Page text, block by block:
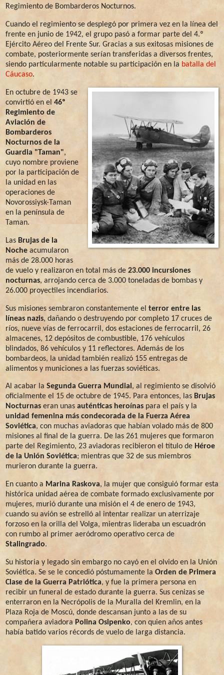
Regimiento de Bombarderos Nocturnos.
Cuando el regimiento se desplegó por primera vez en la línea del
frente en junio de 1942, el grupo pasó a formar parte del 4.º
Ejército Aéreo del Frente Sur. Gracias a sus exitosas misiones de
combate, posteriormente serían transferidas a diversos frentes,
siendo particularmente notable su participación en la batalla del
Cáucaso.
En octubre de 1943 se
convirtió en el 46º
Regimiento de
Aviación de
Bombarderos
Nocturnos de la
Guardia "Taman",
cuyo nombre proviene
por la participación de
la unidad en las
operaciones de
Novorossiysk-Taman
en la península de
Taman.
Las Brujas de la
Noche acumularon
más de 28.000 horas
de vuelo y realizaron en total más de 23.000 incursiones
nocturnas, arrojando cerca de 3.000 toneladas de bombas y
26.000 proyectiles incendiarios.
Sus misiones sembraron constantemente el terror entre las
líneas nazis, dañando o destruyendo por completo 17 cruces de
ríos, nueve vías de ferrocarril, dos estaciones de ferrocarril, 26
almacenes, 12 depósitos de combustible, 176 vehículos
blindados, 86 vehículos y 11 reflectores. Además de los
bombardeos, la unidad también realizó 155 entregas de
alimentos y municiones a las fuerzas soviéticas.
Al acabar la Segunda Guerra Mundial, al regimiento se disolvió
oficialmente el 15 de octubre de 1945. Para entonces, las Brujas
Nocturnas eran unas auténticas heroínas para el país y la
unidad femenina más condecorada de la Fuerza Aérea
Soviética, con muchas aviadoras que habían volado más de 800
misiones al final de la guerra. De las 261 mujeres que formaron
parte del Regimiento, 23 aviadoras recibieron el título de Héroe
de la Unión Soviética; mientras que 32 de sus miembros
murieron durante la guerra.
En cuanto a Marina Raskova, la mujer que consiguió formar esta
histórica unidad aérea de combate formado exclusivamente por
mujeres, murió durante una misión el 4 de enero de 1943,
cuando su avión se estrelló al intentar realizar un aterrizaje
forzoso en la orilla del Volga, mientras lideraba un escuadrón
con rumbo al primer aeródromo operativo cerca de
Stalingrado.
Su historia y legado sin embargo no cayó en el olvido en la Unión
Soviética. Se se le concedió póstumamente la Orden de Primera
Clase de la Guerra Patriótica, y fue la primera persona en
recibir un funeral de estado durante la guerra. Sus cenizas se
enterraron en la Necrópolis de la Muralla del Kremlin, en la
Plaza Roja de Moscú, donde descansan junto a las de su
compañera aviadora Polina Osipenko, con quien años antes
había batido varios récords de vuelo de larga distancia.